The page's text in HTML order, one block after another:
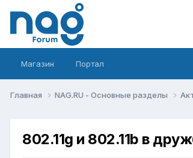
Магазин Портал
Главная NAG.RU - Основные разделы
802.11g и 802.11b в